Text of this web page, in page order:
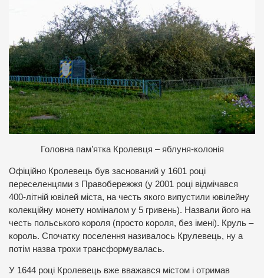
Головна пам’ятка Кролевця – яблуня-колонія
Офіційно Кролевець був заснований у 1601 році
переселенцями з Правобережжя (у 2001 році відмічався
400-літній ювілей міста, на честь якого випустили ювілейну
колекційну монету номіналом у 5 гривень). Назвали його на
честь польського короля (просто короля, без імені). Круль –
король. Спочатку поселення називалось Крулевець, ну а
потім назва трохи трансформувалась.
У 1644 році Кролевець вже вважався містом і отримав